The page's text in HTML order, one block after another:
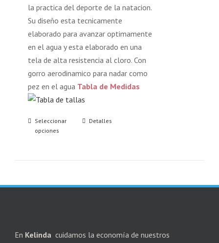
la practica del deporte de la natacion.
Su diseño esta tecnicamente
elaborado para avanzar optimamente
en el agua y esta elaborado en una
tela de alta resistencia al cloro. Con
gorro aerodinamico para nadar como
pez en el agua Tabla de Medidas
Seleccionar
opciones
Detalles
En Kelinda cuidamos la economía de nuestros